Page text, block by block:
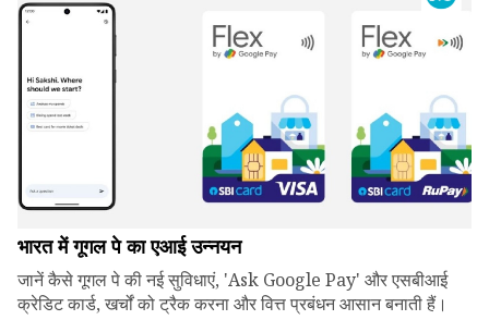
भारत में गूगल पे का एआई उन्नयन
जानें कैसे गूगल पे की नई सुविधाएं, 'Ask Google Pay' और एसबीआई
क्रेडिट कार्ड, खर्चों को ट्रैक करना और वित्त प्रबंधन आसान बनाती हैं।